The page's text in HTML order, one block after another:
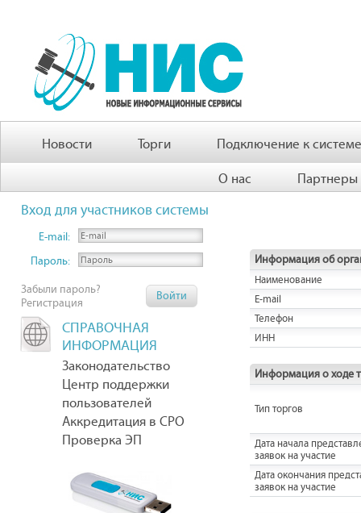
Новости Торги Подключение к системе
О нас Партнеры
Вход для участников системы
E-mail:
Пароль:
Забыли пароль?
Регистрация
СПРАВОЧНАЯ
ИНФОРМАЦИЯ
Законодательство
Центр поддержки
пользователей
Аккредитация в СРО
Проверка ЭП
Информация об
Наименование
E-mail
Телефон
ИНН
Информация о ходе
Тип торгов
Дата начала
заявок на участие
Дата окончания
заявок на участие